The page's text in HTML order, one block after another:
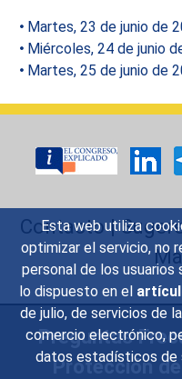
Esta web utiliza
optimizar el servicio, no
personal de los usuarios
lo dispuesto en el
de julio, de servicios de
comercio electrónico,
datos estadísticos de
Martes, 23 de junio de
Miércoles, 24 de junio
Martes, 25 de junio de
Contacto|
Preguntas
Protección